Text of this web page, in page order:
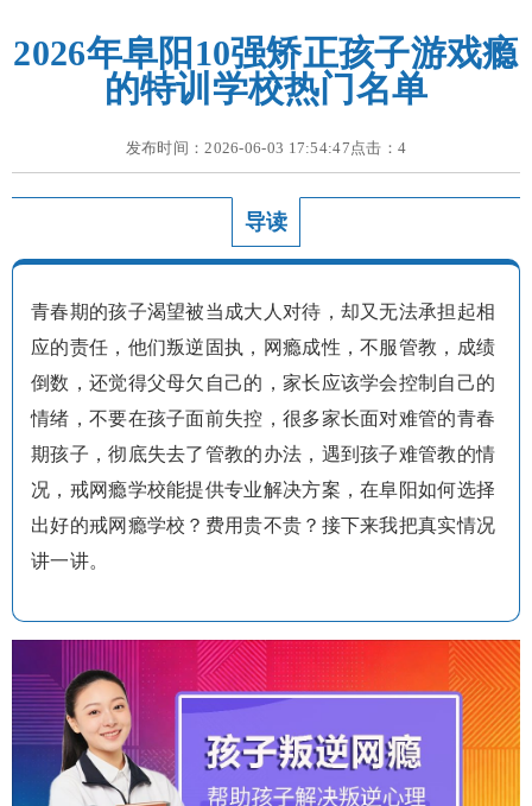
2026年阜阳10强矫正孩子游戏瘾
的特训学校热门名单
发布时间：2026-06-03 17:54:47点击： 4
导读
青春期的孩子渴望被当成大人对待，却又无法承担起相
应的责任，他们叛逆固执，网瘾成性，不服管教，成绩
倒数，还觉得父母欠自己的，家长应该学会控制自己的
情绪，不要在孩子面前失控，很多家长面对难管的青春
期孩子，彻底失去了管教的办法，遇到孩子难管教的情
况，戒网瘾学校能提供专业解决方案，在阜阳如何选择
出好的戒网瘾学校？费用贵不贵？接下来我把真实情况
讲一讲。